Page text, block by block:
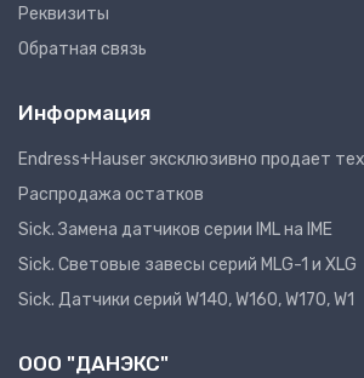
Реквизиты
Обратная связь
Информация
Endress+Hauser эксклюзивно продает
Распродажа остатков
Sick. Замена датчиков серии IML на IME
Sick. Световые завесы серий MLG-1 и XLG
Sick. Датчики серий W140, W160, W170, W1
ООО "ДАНЭКС"